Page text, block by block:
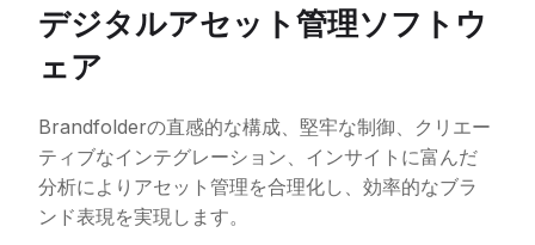
デジタルアセット管理ソフトウ
ェア
Brandfolderの直感的な構成、堅牢な制御、クリエー
ティブなインテグレーション、インサイトに富んだ
分析によりアセット管理を合理化し、効率的なブラ
ンド表現を実現します。